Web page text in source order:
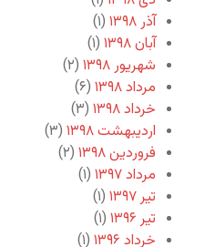
آذر ۱۳۹۸
(۱)
آبان ۱۳۹۸
(۱)
شهریور ۱۳۹۸
(۲)
مرداد ۱۳۹۸
(۶)
خرداد ۱۳۹۸
(۳)
اردیبهشت ۱۳۹۸
(۳)
فروردین ۱۳۹۸
(۲)
مرداد ۱۳۹۷
(۱)
تیر ۱۳۹۷
(۱)
تیر ۱۳۹۶
(۱)
خرداد ۱۳۹۶
(۱)